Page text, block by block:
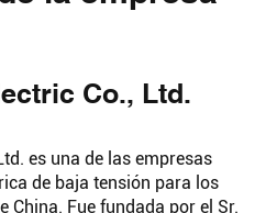
Co., Ltd.
es una de las empresas
de baja tensión para los
China. Fue fundada por el Sr.